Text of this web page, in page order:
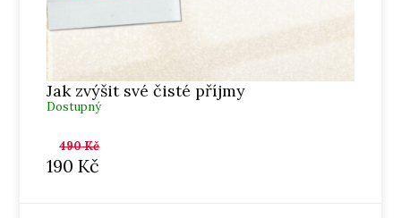
Jak zvýšit své čisté příjmy
Dostupný
490Kč
190 Kč